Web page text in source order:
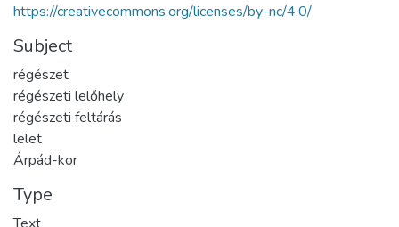
https://creativecommons.org/licenses/by-nc/4.0/
Subject
régészet
régészeti lelőhely
régészeti feltárás
lelet
Árpád-kor
Type